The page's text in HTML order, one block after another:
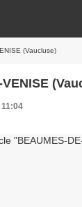
(Vaucluse)
11:04